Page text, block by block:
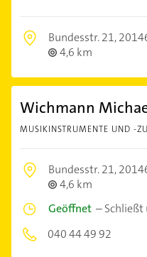
Bundesstr. 21,
4,6 km
Wichmann
MUSIKINSTRUMENTE UND -
Bundesstr. 21,
4,6 km
Geöffnet –Schließt
040 44 49 92